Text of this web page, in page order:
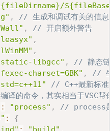
,
// 生成和调试有关的信息
,
// 开启额外警告
,
,
libgcc" ,
// 静态链
charset=GBK" ,
// 生
// C++最新标准
译的命令，其实相当于VSC帮
: "process" ,
// process是
:
{